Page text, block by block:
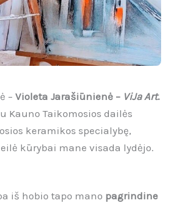
– Violeta Jarašiūnienė – ViJa Art.
Kauno Taikomosios dailės
keramikos specialybę,
kūrybai mane visada lydėjo.
iš hobio tapo mano pagrindine